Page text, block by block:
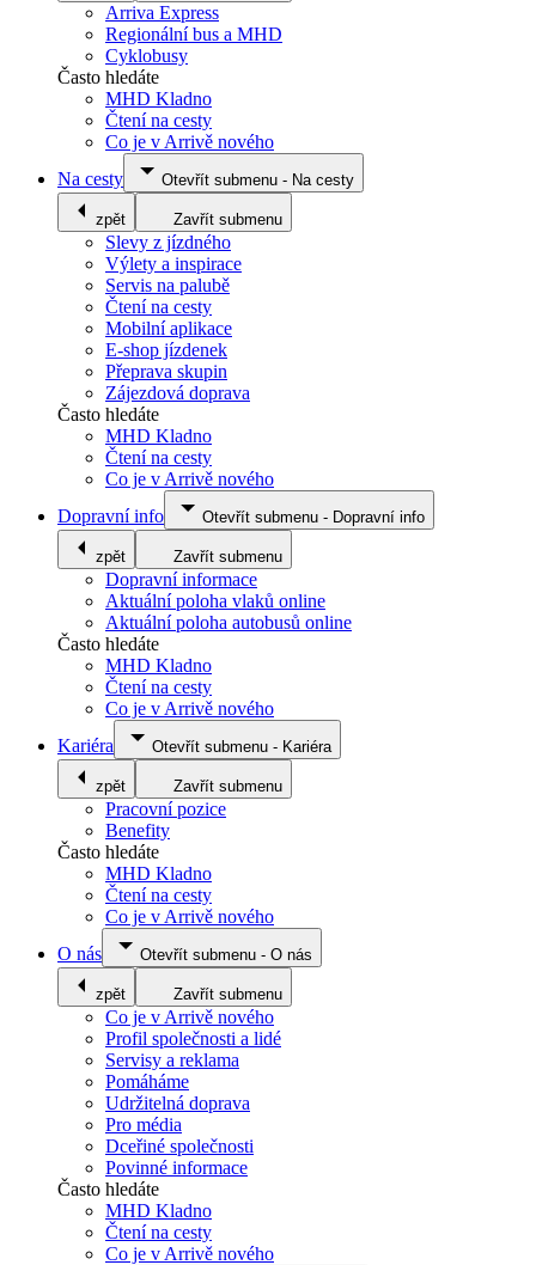
Arriva Express
Regionální bus a MHD
Cyklobusy
Často hledáte
MHD Kladno
Čtení na cesty
Co je v Arrivě nového
Na cesty
Otevřít submenu - Na cesty
zpět Zavřít submenu
Slevy z jízdného
Výlety a inspirace
Servis na palubě
Čtení na cesty
Mobilní aplikace
E-shop jízdenek
Přeprava skupin
Zájezdová doprava
Často hledáte
MHD Kladno
Čtení na cesty
Co je v Arrivě nového
Dopravní info
Otevřít submenu - Dopravní info
zpět Zavřít submenu
Dopravní informace
Aktuální poloha vlaků online
Aktuální poloha autobusů online
Často hledáte
MHD Kladno
Čtení na cesty
Co je v Arrivě nového
Kariéra
Otevřít submenu - Kariéra
zpět Zavřít submenu
Pracovní pozice
Benefity
Často hledáte
MHD Kladno
Čtení na cesty
Co je v Arrivě nového
O nás
Otevřít submenu - O nás
zpět Zavřít submenu
Co je v Arrivě nového
Profil společnosti a lidé
Servisy a reklama
Pomáháme
Udržitelná doprava
Pro média
Dceřiné společnosti
Povinné informace
Často hledáte
MHD Kladno
Čtení na cesty
Co je v Arrivě nového